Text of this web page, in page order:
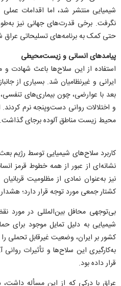
شیمیایی منتشر شد، اما اقدامات
نگرفت. برخی قدرت‌های جهانی نیز
حتی کمک به برنامه‌های تسلیحاتی عراق
پیامد‌های انسانی و زیست‌محیطی
استفاده از این سلاح‌ها باعث شهادت
ایرانی و غیرنظامیان شد. بسیاری از
بعد با عوارضی، چون بیماری‌های
و اختلالات روانی دست‌وپنجه نرم
محیط زیست مناطق آلوده برجای گذاشت.
کاربرد سلاح‌های شیمیایی توسط رژیم
نشانه‌ای از عبور از همه خطوط قرمز
نیز به‌عنوان نمادی از مظلومیت
کشتار جمعی مورد توجه قرار دارد؛
بی‌توجهی محافل بین‌المللی در مورد
شیمیایی به دلیل تمایل موجود برای
کشور بر ایران، وضعیت غیرقابل تحملی
به‌کارگیری این سلاح‌ها و تأثیرات
قرار داده بود.
عراق با درکی که از این مسأله داشت،